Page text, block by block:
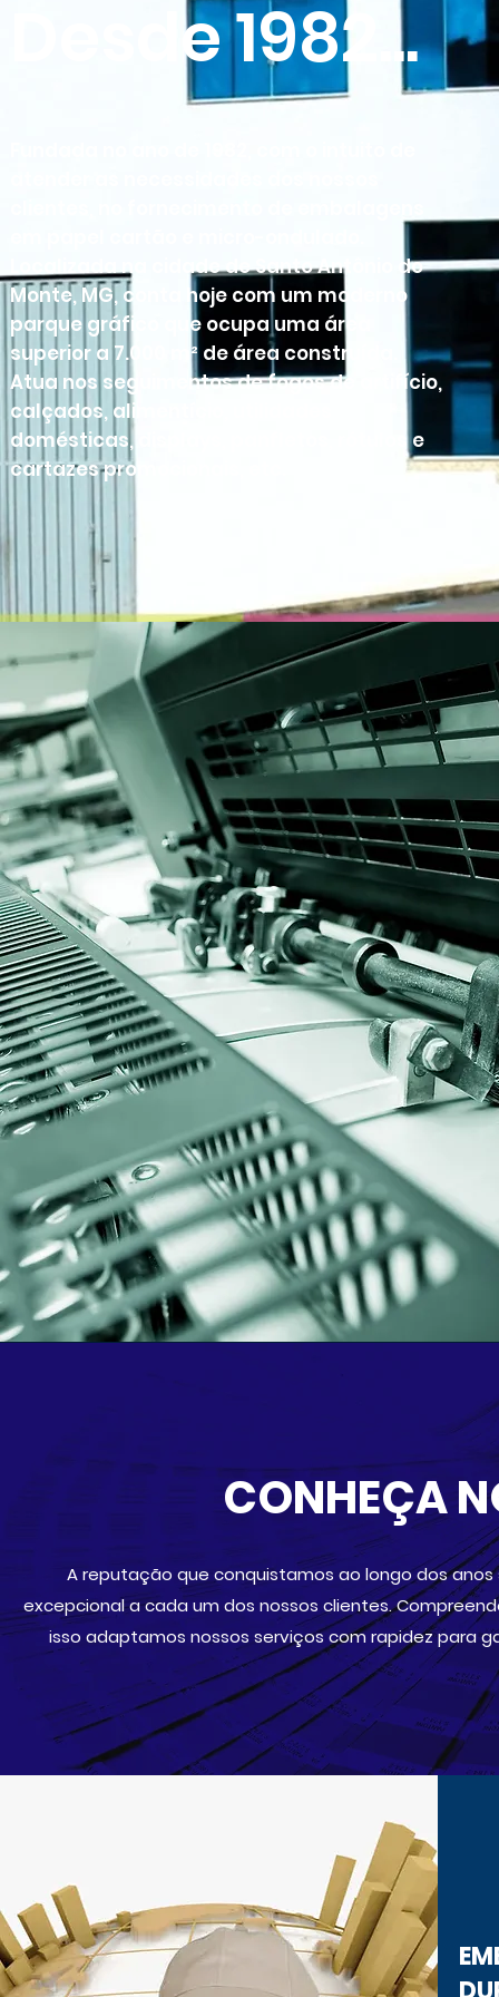
Desde 1982...
Localizada na cidade de Santo Antônio do
Monte, MG, conta hoje com um moderno
parque gráfico que ocupa uma área
superior a 7.000 m² de área construída.
Atua nos seguimentos de fogos de artifício,
calçados, alimentício, utilidades
domésticas, displays, panfletos, rótulos e
cartazes promocionais, etc.
CONHEÇA
A reputação que conquistamos ao longo dos
excepcional a cada um dos nossos clientes.
isso adaptamos nossos serviços com rapidez para